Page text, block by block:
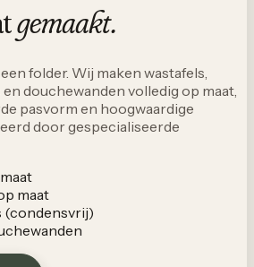
gemaakt.
folder. Wij maken wastafels,
douchewanden volledig op maat,
pasvorm en hoogwaardige
door gespecialiseerde
maat
(condensvrij)